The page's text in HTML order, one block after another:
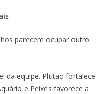
parecem ocupar outro
da equipe. Plutão fortalece
e Peixes favorece a